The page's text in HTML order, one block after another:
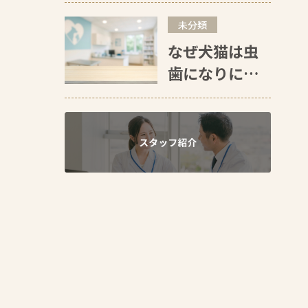
フィラリア予
防はいつか
ら？東京でも
通年予防が必
要な理由
未分類
なぜ犬猫は虫
歯になりにく
いのか？人間
との違いを獣
医師が解説｜
犬猫の歯科の